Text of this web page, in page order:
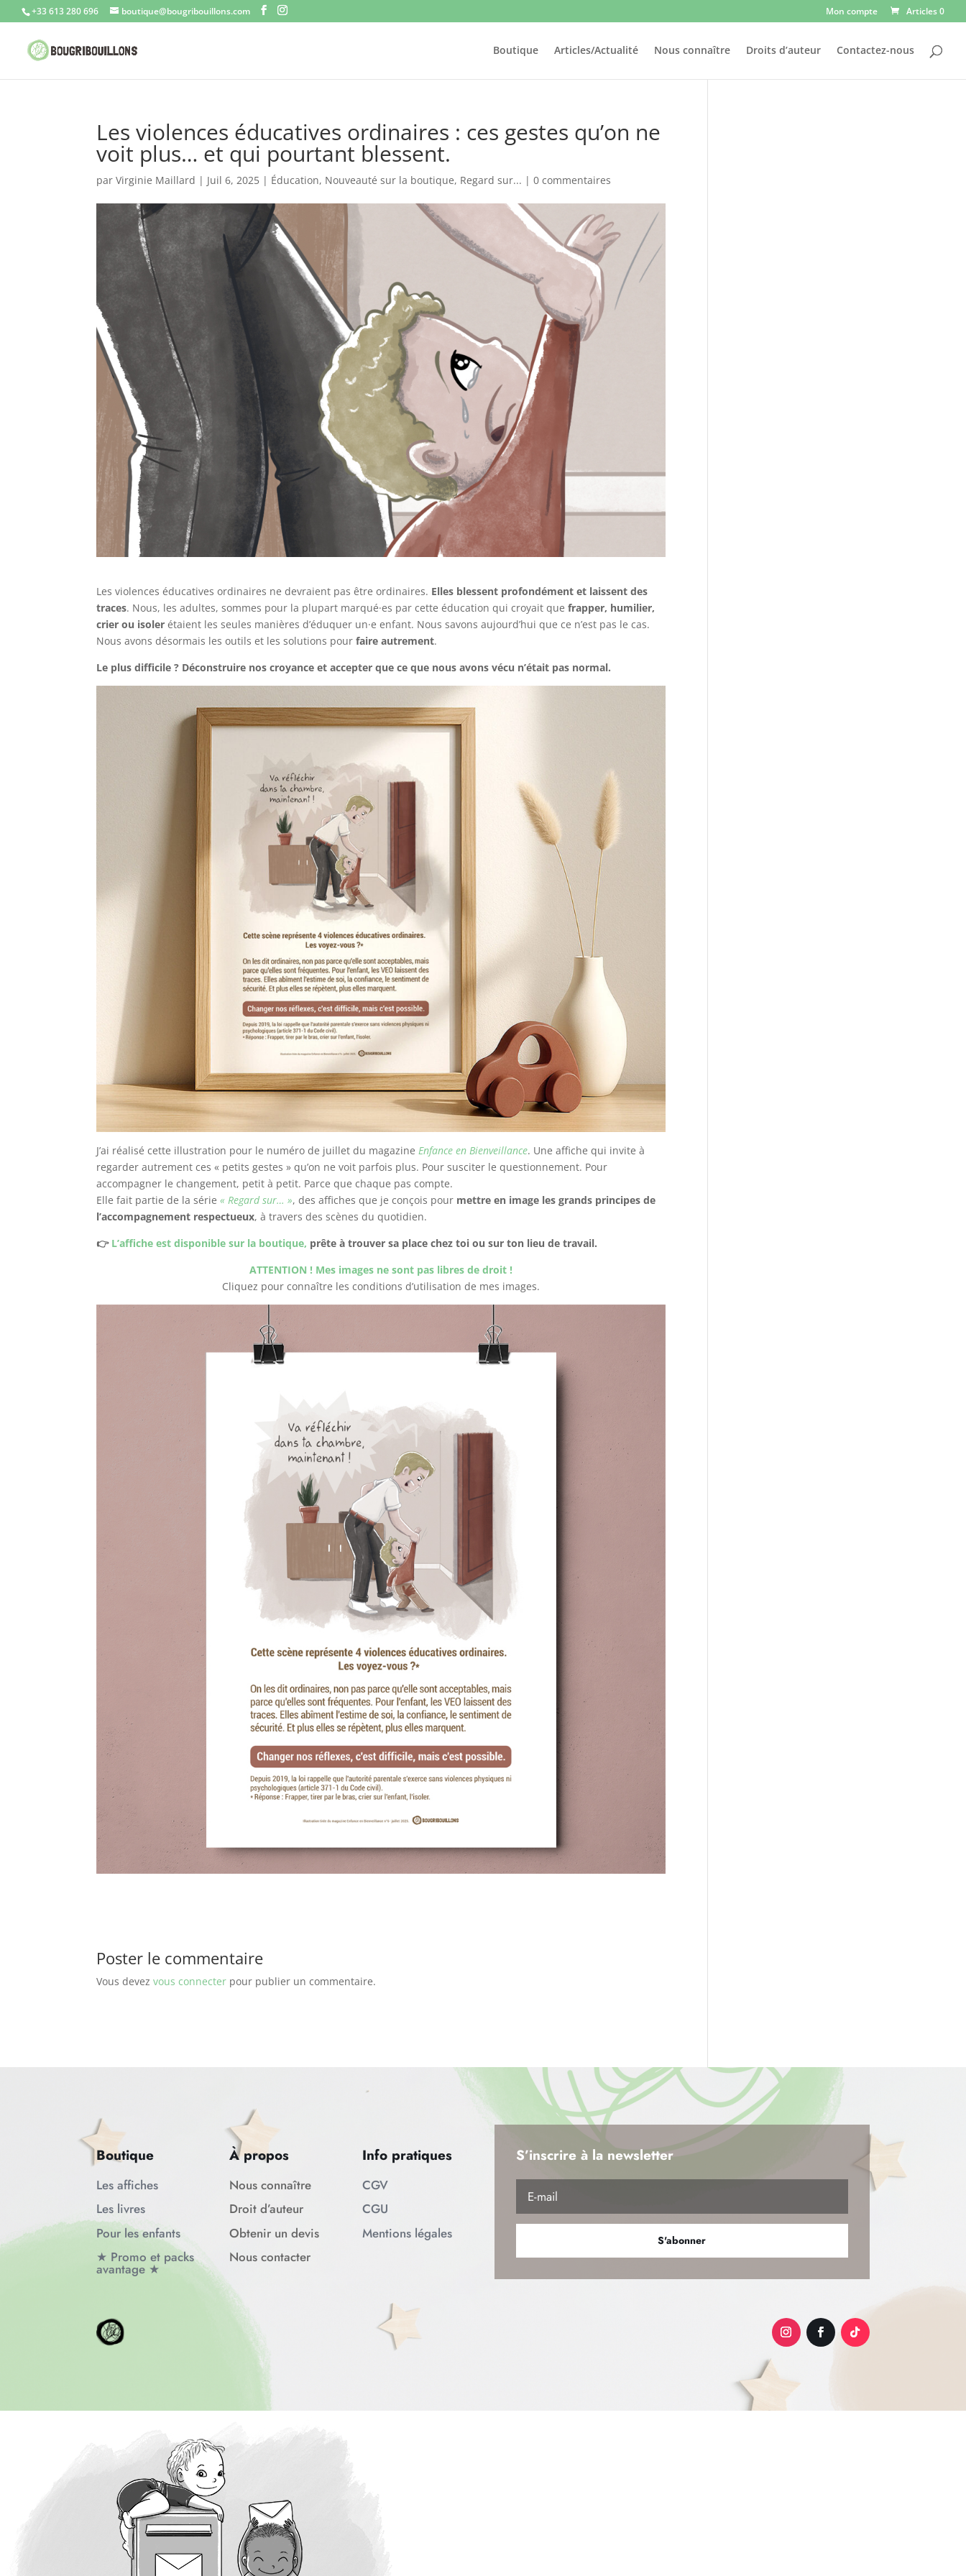
+33 613 280 696 boutique@bougribouillons.com Mon compte Articles 0
Boutique Articles/Actualité Nous connaître Droits d’auteur Contactez-nous
Les violences éducatives ordinaires : ces gestes qu’on ne
voit plus… et qui pourtant blessent.
parVirginie Maillard | Juil 6, 2025 | Éducation, Nouveauté sur la boutique, Regard sur... |0 commentaires
Les violences éducatives ordinaires ne devraient pas être ordinaires. Elles blessent profondément et laissent des
traces. Nous, les adultes, sommes pour la plupart marqué·es par cette éducation qui croyait quefrapper, humilier,
crier ou isoler étaient les seules manières d’éduquer un·e enfant. Nous savons aujourd’hui que ce n’est pas le cas.
Nous avons désormais les outils et les solutions pourfaire autrement.
Le plus difficile ? Déconstruire nos croyance et accepter que ce que nous avons vécu n’était pas normal.
J’ai réalisé cette illustration pour le numéro de juillet du magazineEnfance en Bienveillance. Une affiche qui invite à
regarder autrement ces « petits gestes » qu’on ne voit parfois plus. Pour susciter le questionnement. Pour
accompagner le changement, petit à petit. Parce que chaque pas compte.
Elle fait partie de la série« Regard sur… », des affiches que je conçois pour mettre en image les grands principes de
l’accompagnement respectueux, à travers des scènes du quotidien.
👉 L’affiche est disponible sur la boutique, prête à trouver sa place chez toi ou sur ton lieu de travail.
ATTENTION ! Mes images ne sont pas libres de droit !
Cliquez pour connaître les conditions d’utilisation de mes images.
Poster le commentaire
Vous devezvous connecter pour publier un commentaire.
Boutique
Les affiches
Les livres
Pour les enfants
★ Promo et packs
avantage ★
À propos
Nous connaître
Droit d’auteur
Obtenir un devis
Nous contacter
Info pratiques
CGV
CGU
Mentions légales
S’inscrire à la newsletter
S'abonner